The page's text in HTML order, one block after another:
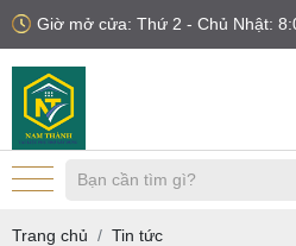
Giờ mở cửa: Thứ 2 - Chủ Nhật:
Trang chủ
Tin tức